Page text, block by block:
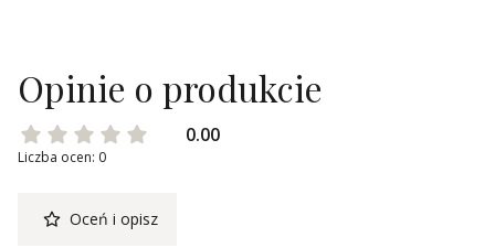
Opinie o produkcie
0.00
Liczba ocen: 0
Oceń i opisz